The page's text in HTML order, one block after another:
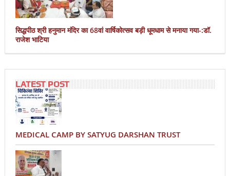
सिद्धपीठ श्री हनुमान मंदिर का 68वां वार्षिकोत्सव बड़ी धूमधाम से मनाया गया-:डॉ.
राजेश भाटिया
LATEST POST
MEDICAL CAMP BY SATYUG DARSHAN TRUST